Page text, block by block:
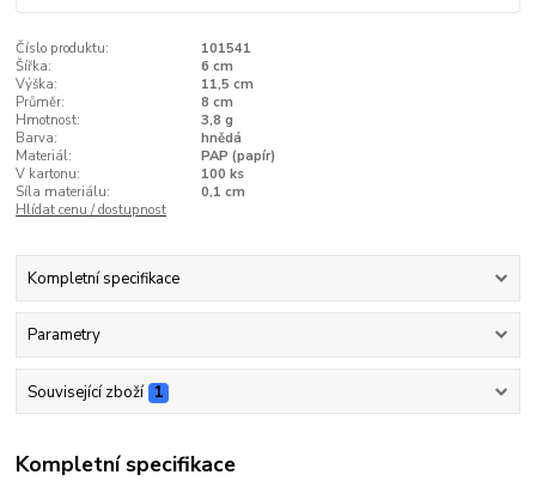
Číslo produktu:
101541
Šířka:
6 cm
Výška:
11,5 cm
Průměr:
8 cm
Hmotnost:
3,8 g
Barva:
hnědá
Materiál:
PAP (papír)
V kartonu:
100 ks
Síla materiálu:
0,1 cm
Hlídat cenu / dostupnost
Kompletní specifikace
Parametry
Související zboží 1
Kompletní specifikace